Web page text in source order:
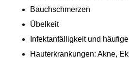
Bauchschmerzen
Übelkeit
Infektanfälligkeit und
Hauterkrankungen: Akne,